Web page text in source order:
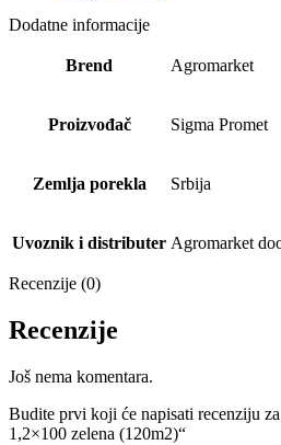
Dodatne informacije
Brend Agromarket
Proizvođač Sigma Promet
Zemlja porekla Srbija
Uvoznik i distributer Agromarket
Recenzije (0)
Recenzije
Još nema komentara.
Budite prvi koji će napisati recenziju
1,2×100 zelena (120m2)“